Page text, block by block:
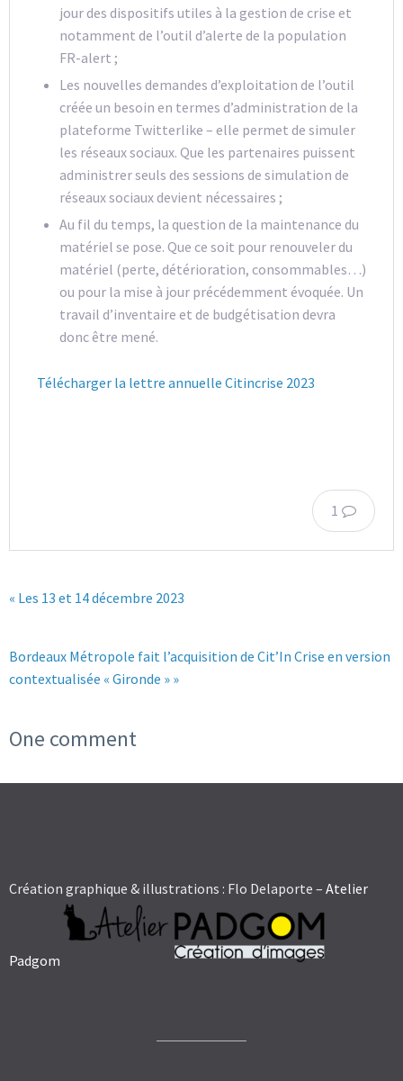
jour des dispositifs utiles à la gestion de crise et
notamment de l’outil d’alerte de la population
FR-alert ;
Les nouvelles demandes d’exploitation de l’outil
créée un besoin en termes d’administration de la
plateforme Twitterlike – elle permet de simuler
les réseaux sociaux. Que les partenaires puissent
administrer seuls des sessions de simulation de
réseaux sociaux devient nécessaires ;
Au fil du temps, la question de la maintenance du
matériel se pose. Que ce soit pour renouveler du
matériel (perte, détérioration, consommables…)
ou pour la mise à jour précédemment évoquée. Un
travail d’inventaire et de budgétisation devra
donc être mené.
Télécharger la lettre annuelle Citincrise 2023
1
« Les 13 et 14 décembre 2023
Bordeaux Métropole fait l’acquisition de Cit’In Crise en version
contextualisée « Gironde » »
One comment
Création graphique & illustrations : Flo Delaporte – Atelier
Padgom